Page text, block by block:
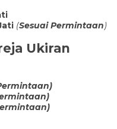
(Sesuai Permintaan)
Ukiran